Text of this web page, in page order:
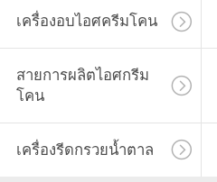
เครื่องอบไอศครีมโคน
สายการผลิตไอศกรีม
โคน
เครื่องรีดกรวยน้ำตาล